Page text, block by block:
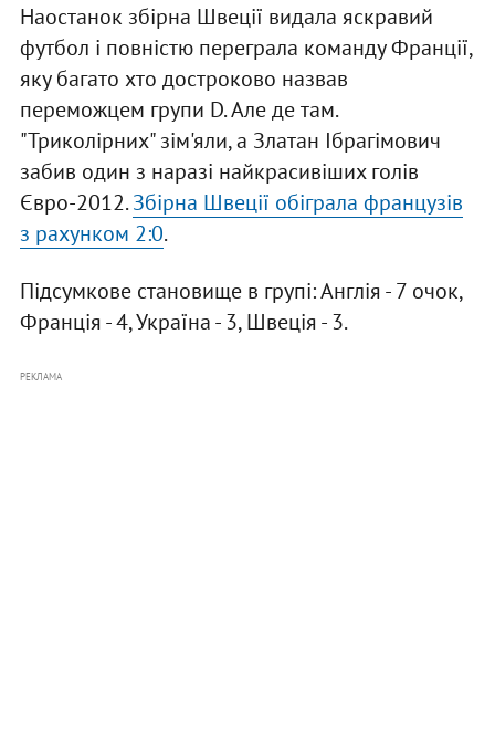
Наостанок збірна Швеції видала яскравий
футбол і повністю переграла команду Франції,
яку багато хто достроково назвав
переможцем групи D. Але де там.
"Триколірних" зім'яли, а Златан Ібрагімович
забив один з наразі найкрасивіших голів
Євро-2012.Збірна Швеції обіграла французів
з рахунком 2:0.
Підсумкове становище в групі: Англія - 7 очок,
Франція - 4, Україна - 3, Швеція - 3.
РЕКЛАМА